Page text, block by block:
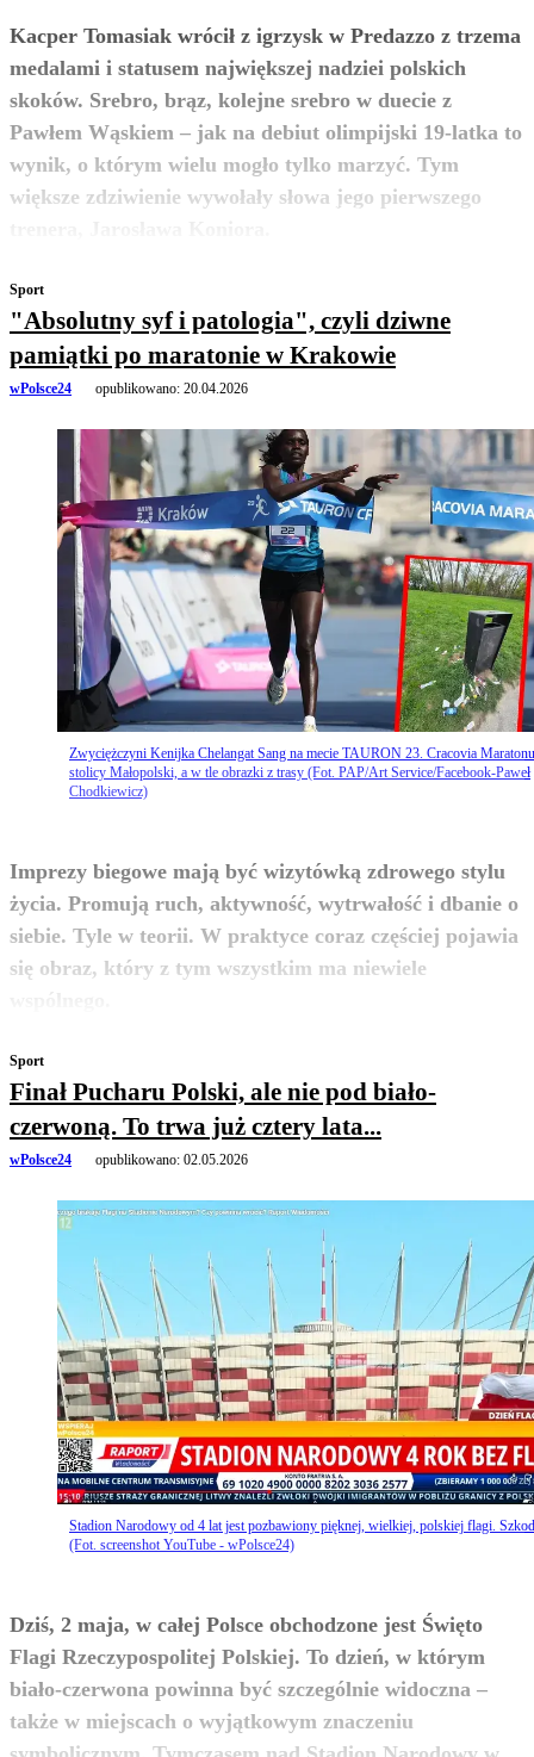
Kacper Tomasiak wrócił z igrzysk w Predazzo z trzema
medalami i statusem największej nadziei polskich
skoków. Srebro, brąz, kolejne srebro w duecie z
Pawłem Wąskiem – jak na debiut olimpijski 19-latka to
wynik, o którym wielu mogło tylko marzyć. Tym
większe zdziwienie wywołały słowa jego pierwszego
zobacz więcej
Sport
"Absolutny syf i patologia", czyli dziwne
pamiątki po maratonie w Krakowie
wPolsce24 opublikowano: 20.04.2026
Zwyciężczyni Kenijka Chelangat Sang na mecie TAURON 23. Cracovia
stolicy Małopolski, a w tle obrazki z trasy (Fot. PAP/Art Service/Facebook-Paweł
Chodkiewicz)
Imprezy biegowe mają być wizytówką zdrowego stylu
życia. Promują ruch, aktywność, wytrwałość i dbanie o
siebie. Tyle w teorii. W praktyce coraz częściej pojawia
się obraz, który z tym wszystkim ma niewiele
Sport
Finał Pucharu Polski, ale nie pod biało-
czerwoną. To trwa już cztery lata...
wPolsce24 opublikowano: 02.05.2026
Stadion Narodowy od 4 lat jest pozbawiony pięknej, wielkiej, polskiej flagi.
(Fot. screenshot YouTube - wPolsce24)
Dziś, 2 maja, w całej Polsce obchodzone jest Święto
Flagi Rzeczypospolitej Polskiej. To dzień, w którym
biało-czerwona powinna być szczególnie widoczna –
także w miejscach o wyjątkowym znaczeniu